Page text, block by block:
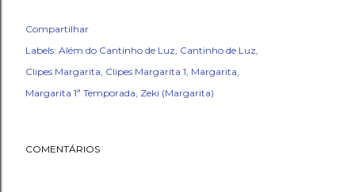
Compartilhar
Labels: Além do Cantinho de Luz Cantinho de Luz
Clipes Margarita Clipes Margarita 1 Margarita
Margarita 1ª Temporada Zeki (Margarita)
COMENTÁRIOS